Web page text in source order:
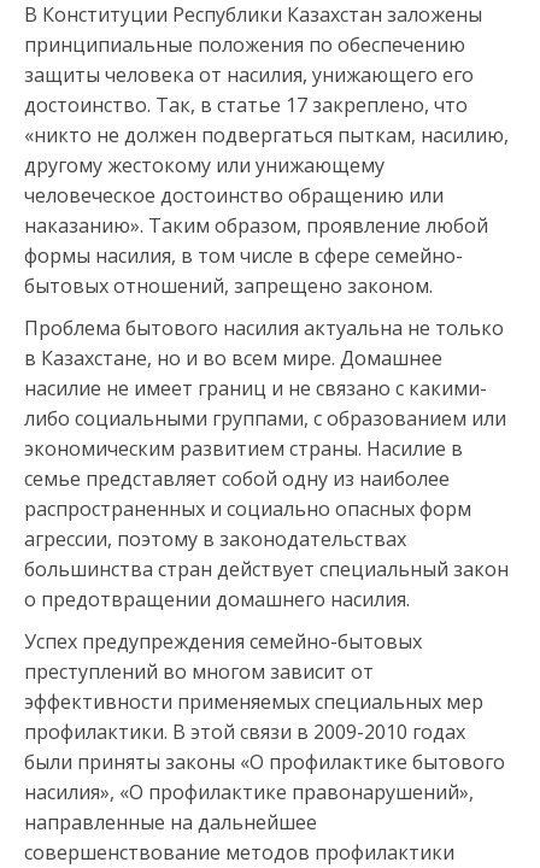
В Конституции Республики Казахстан заложены
принципиальные положения по обеспечению
защиты человека от насилия, унижающего его
достоинство. Так, в статье 17 закреплено, что
«никто не должен подвергаться пыткам, насилию,
другому жестокому или унижающему
человеческое достоинство обращению или
наказанию». Таким образом, проявление любой
формы насилия, в том числе в сфере семейно-
бытовых отношений, запрещено законом.
Проблема бытового насилия актуальна не только
в Казахстане, но и во всем мире. Домашнее
насилие не имеет границ и не связано с какими-
либо социальными группами, с образованием или
экономическим развитием страны. Насилие в
семье представляет собой одну из наиболее
распространенных и социально опасных форм
агрессии, поэтому в законодательствах
большинства стран действует специальный закон
о предотвращении домашнего насилия.
Успех предупреждения семейно-бытовых
преступлений во многом зависит от
эффективности применяемых специальных мер
профилактики. В этой связи в 2009-2010 годах
были приняты законы «О профилактике бытового
насилия», «О профилактике правонарушений»,
направленные на дальнейшее
совершенствование методов профилактики